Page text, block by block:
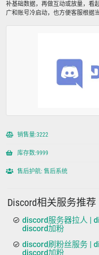
补基础数据，再做互动或放量，看
广和账号冷启动，也方便客服根据
销售量:3222
库存数:9999
售后护航: 售后系统
Discord相关服务推荐
discord服务器拉人 |
discord加粉
discord刷粉丝服务 |
discord加粉